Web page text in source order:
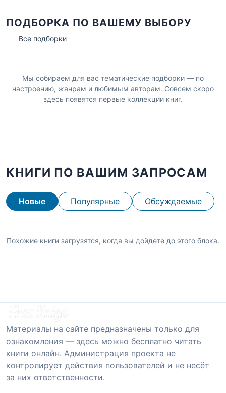
ПОДБОРКА ПО ВАШЕМУ ВЫБОРУ
Все подборки
Мы собираем для вас тематические подборки — по
настроению, жанрам и любимым авторам. Совсем скоро
здесь появятся первые коллекции книг.
КНИГИ ПО ВАШИМ ЗАПРОСАМ
Новые Популярные Обсуждаемые
Похожие книги загрузятся, когда вы дойдете до этого блока.
Материалы на сайте предназначены только для
ознакомления — здесь можно бесплатно читать
книги онлайн. Администрация проекта не
контролирует действия пользователей и не несёт
за них ответственности.